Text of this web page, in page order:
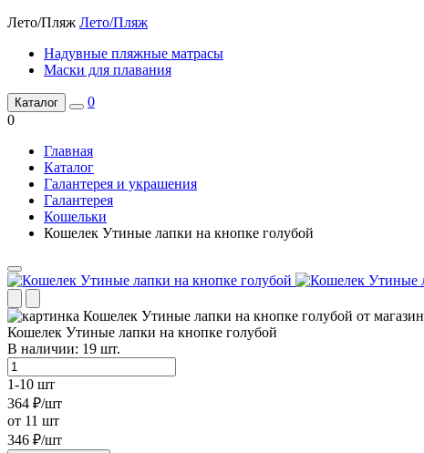
Лето/Пляж Лето/Пляж
Надувные пляжные матрасы
Маски для плавания
Каталог
0
0
Главная
Каталог
Галантерея и украшения
Галантерея
Кошельки
Кошелек Утиные лапки на кнопке голубой
Кошелек Утиные лапки на кнопке голубой
В наличии: 19 шт.
1-10 шт
364 ₽/шт
от 11 шт
346 ₽/шт